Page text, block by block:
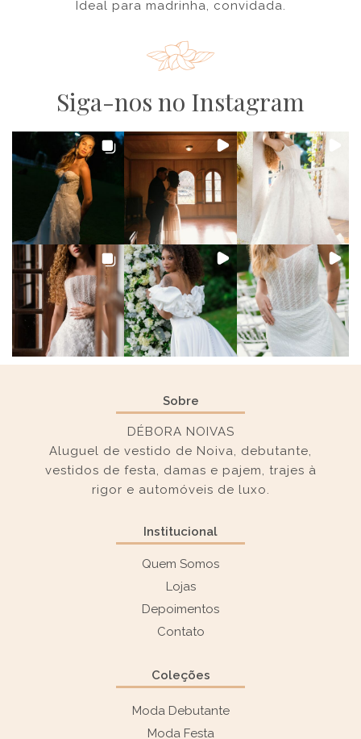
Ideal para madrinha, convidada.
Siga-nos no Instagram
Sobre
DÉBORA NOIVAS
Aluguel de vestido de Noiva, debutante,
vestidos de festa, damas e pajem, trajes à
rigor e automóveis de luxo.
Institucional
Quem Somos
Lojas
Depoimentos
Contato
Coleções
Moda Debutante
Moda Festa